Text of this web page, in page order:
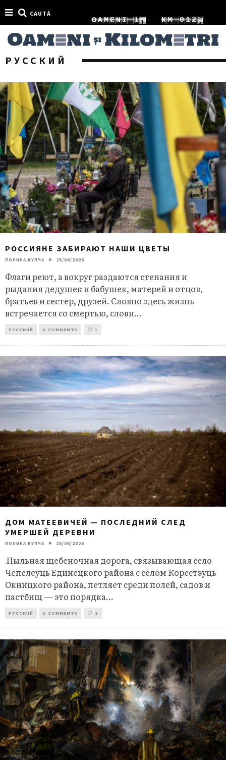
CAUTĂ
OAMENI
2
13
KM
0
12
14
50
9
РУССКИЙ
РОССИЯНЕ ЗАБИРАЮТ НАШИ ЦВЕТЫ
ПОЛИНА КУПЧА 25/06/2026
Флаги реют, а вокруг раздаются стенания и
рыдания дедушек и бабушек, матерей и отцов,
братьев и сестер, друзей. Словно здесь жизнь
встречается со смертью, словн...
РУССКИЙ 0 COMMENTS 1
ДОМ МАТЕЕВИЧЕЙ — ПОСЛЕДНИЙ СЛЕД
УМЕРШЕЙ ДЕРЕВНИ
ПОЛИНА КУПЧА 25/06/2026
Пыльная щебеночная дорога, связывающая село
Чепелеуць Единецкого района с селом Корестэуць
Окницкого района, петляет среди полей, садов и
пастбищ — это порядка...
РУССКИЙ 0 COMMENTS 2